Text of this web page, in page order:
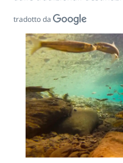
tradotto da